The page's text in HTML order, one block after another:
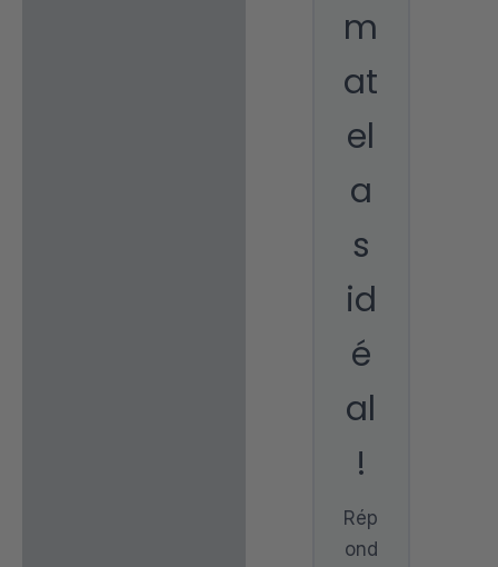
m
at
el
a
s
id
é
al
!
Rép
ond